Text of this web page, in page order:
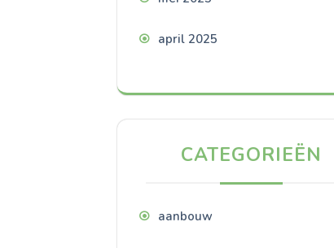
april 2025
CATEGORIEËN
aanbouw